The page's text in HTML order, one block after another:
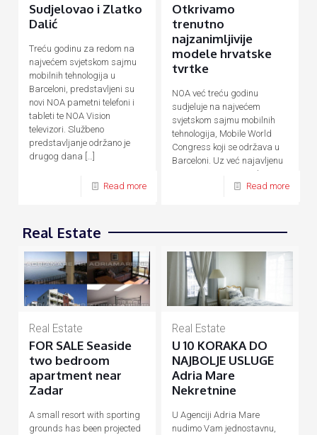
Sudjelovao i Zlatko
Dalić
Treću godinu za redom na
najvećem svjetskom sajmu
mobilnih tehnologija u
Barceloni, predstavljeni su
novi NOA pametni telefoni i
tableti te NOA Vision
televizori. Službeno
predstavljanje održano je
drugog dana […]
Read more
Otkrivamo
trenutno
najzanimljivije
modele hrvatske
tvrtke
NOA već treću godinu
sudjeluje na najvećem
svjetskom sajmu mobilnih
tehnologija, Mobile World
Congress koji se održava u
Barceloni. Uz već najavljenu
novu F seriju pametnih
uređaja temeljenu na AI[…]
Read more
Real Estate
Real Estate
FOR SALE Seaside
two bedroom
apartment near
Zadar
A small resort with sporting
grounds has been projected
Real Estate
U 10 KORAKA DO
NAJBOLJE USLUGE
Adria Mare
Nekretnine
U Agenciji Adria Mare
nudimo Vam jednostavnu,